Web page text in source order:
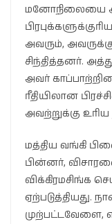
மனோநிலையை
அவரும்,
சிந்தித்தனர்.
அவர்
ரீதியிலான
அவற்றுக்கு
மத்திய வங்கி
பின்னர்,
விக்கிரமசிங்க
ஏற்படுத்தியது.
முற்பட்டவேளை,